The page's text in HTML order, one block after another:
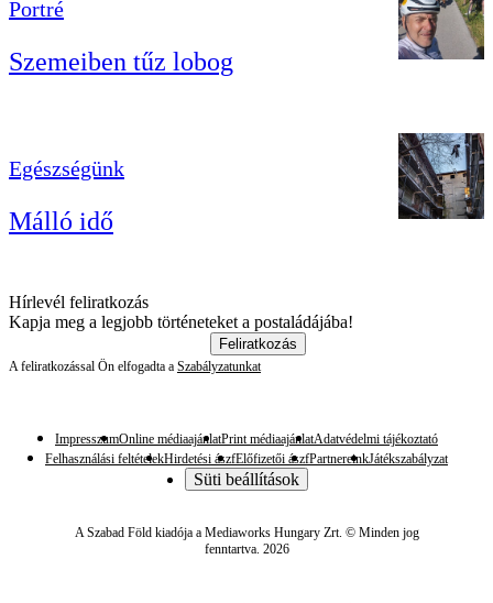
Portré
Szemeiben tűz lobog
Egészségünk
Málló idő
Hírlevél feliratkozás
Kapja meg a legjobb történeteket a postaládájába!
Feliratkozás
A feliratkozással Ön elfogadta a Szabályzatunkat
ImpresszumOnline médiaajánlatPrint médiaajánlatAdatvédelmi tájékoztató
Felhasználási feltételekHirdetési ászfElőfizetői ászfPartnereinkJátékszabályzat
Süti beállítások
A Szabad Föld kiadója a Mediaworks Hungary Zrt. © Minden jog
fenntartva. 2026